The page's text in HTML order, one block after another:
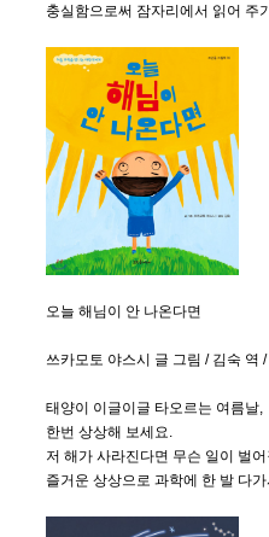
충실함으로써 잠자리에서 읽어 주
오늘 해님이 안 나온다면
쓰카모토 야스시 글 그림 / 김숙 역
태양이 이글이글 타오르는 여름날,
한번 상상해 보세요.
저 해가 사라진다면 무슨 일이 벌
즐거운 상상으로 과학에 한 발 다